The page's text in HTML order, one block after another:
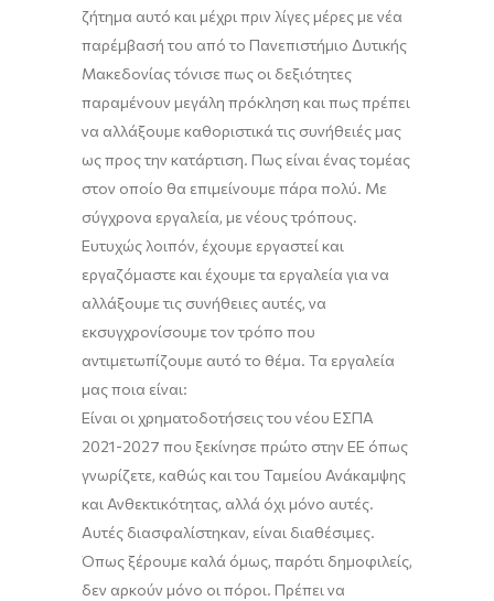
ζήτημα αυτό και μέχρι πριν λίγες μέρες με νέα
παρέμβασή του από το Πανεπιστήμιο Δυτικής
Μακεδονίας τόνισε πως οι δεξιότητες
παραμένουν μεγάλη πρόκληση και πως πρέπει
να αλλάξουμε καθοριστικά τις συνήθειέςμας
ως προς την κατάρτιση. Πως είναι ένας τομέας
στον οποίο θα επιμείνουμε πάρα πολύ. Με
σύγχρονα εργαλεία, με νέους τρόπους.
Ευτυχώς λοιπόν, έχουμε εργαστεί και
εργαζόμαστε και έχουμε τα εργαλεία για να
αλλάξουμε τις συνήθειες αυτές, να
εκσυγχρονίσουμε τον τρόπο που
αντιμετωπίζουμε αυτό το θέμα. Τα εργαλεία
μας ποια είναι:
Είναι οι χρηματοδοτήσεις του νέου ΕΣΠΑ
2021-2027 που ξεκίνησε πρώτο στην ΕΕ όπως
γνωρίζετε, καθώς και του Ταμείου Ανάκαμψης
και Ανθεκτικότητας, αλλά όχι μόνο αυτές.
Αυτές διασφαλίστηκαν, είναι διαθέσιμες.
Όπως ξέρουμε καλά όμως, παρότι δημοφιλείς,
δεν αρκούν μόνο οι πόροι. Πρέπει να